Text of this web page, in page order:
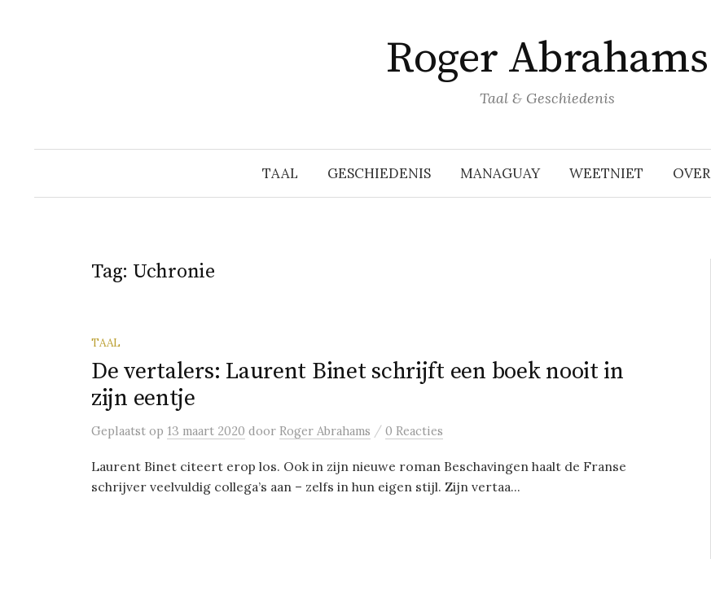
Roger Abrahams
Taal & Geschiedenis
TAAL GESCHIEDENIS MANAGUAY WEETNIET OVER
Tag: Uchronie
TAAL
De vertalers: Laurent Binet schrijft een boek nooit in
zijn eentje
Geplaatst op 13 maart 2020 door Roger Abrahams / 0 Reacties
Laurent Binet citeert erop los. Ook in zijn nieuwe roman Beschavingen haalt de Franse
schrijver veelvuldig collega’s aan – zelfs in hun eigen stijl. Zijn vertaa...